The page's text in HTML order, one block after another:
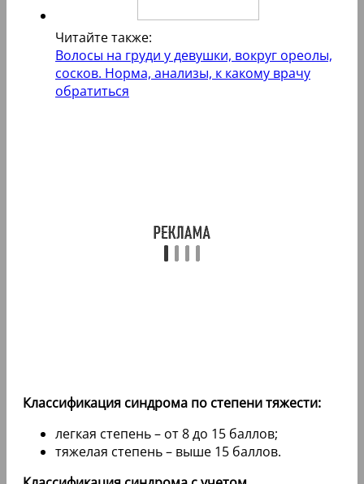
Читайте также:
Волосы на груди у девушки, вокруг ореолы,
сосков. Норма, анализы, к какому врачу
обратиться
Классификация синдрома по степени тяжести:
легкая степень – от 8 до 15 баллов;
тяжелая степень – выше 15 баллов.